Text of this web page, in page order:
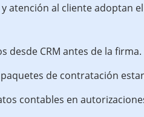
atención al cliente adoptan
desde CRM antes de la firma.
de contratación
contables en